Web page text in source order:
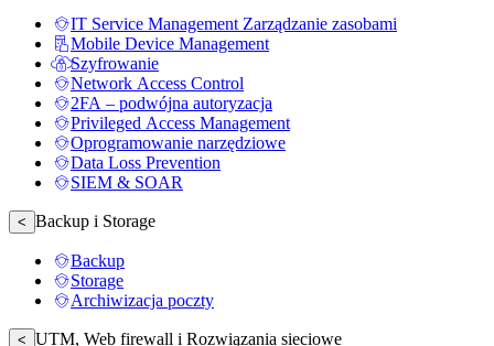
IT Service Management Zarządzanie zasobami
Mobile Device Management
Szyfrowanie
Network Access Control
2FA – podwójna autoryzacja
Privileged Access Management
Oprogramowanie narzędziowe
Data Loss Prevention
SIEM & SOAR
< Backup i Storage
Backup
Storage
Archiwizacja poczty
< UTM, Web firewall i Rozwiązania sieciowe